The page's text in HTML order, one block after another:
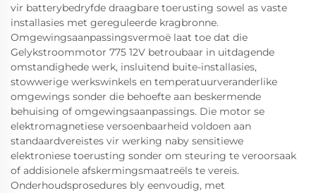
vir batterybedryfde draagbare toerusting sowel as vaste
installasies met gereguleerde kragbronne.
Omgewingsaanpassingsvermoë laat toe dat die
Gelykstroommotor 775 12V betroubaar in uitdagende
omstandighede werk, insluitend buite-installasies,
stowwerige werkswinkels en temperatuurveranderlike
omgewings sonder die behoefte aan beskermende
behuising of omgewingsaanpassings. Die motor se
elektromagnetiese versoenbaarheid voldoen aan
standaardvereistes vir werking naby sensitiewe
elektroniese toerusting sonder om steuring te veroorsaak
of addisionele afskermingsmaatreëls te vereis.
Onderhoudsprosedures bly eenvoudig, met